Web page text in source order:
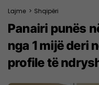
Lajme > Shqipëri
Panairi punës
nga 1 mijë deri
profile të